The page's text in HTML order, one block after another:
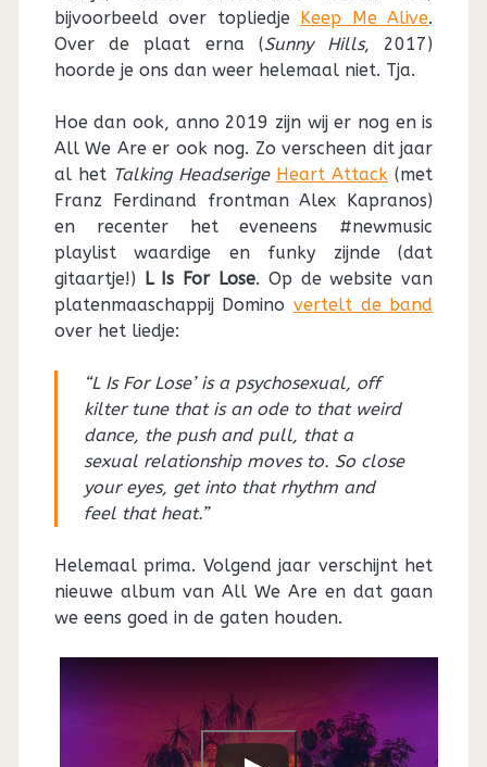
bijvoorbeeld over topliedje Keep Me Alive.
Over de plaat erna (Sunny Hills, 2017)
hoorde je ons dan weer helemaal niet. Tja.
Hoe dan ook, anno 2019 zijn wij er nog en is
All We Are er ook nog. Zo verscheen dit jaar
al het Talking Headserige Heart Attack (met
Franz Ferdinand frontman Alex Kapranos)
en recenter het eveneens #newmusic
playlist waardige en funky zijnde (dat
gitaartje!) L Is For Lose. Op de website van
platenmaaschappij Domino vertelt de band
over het liedje:
“L Is For Lose’ is a psychosexual, off
kilter tune that is an ode to that weird
dance, the push and pull, that a
sexual relationship moves to. So close
your eyes, get into that rhythm and
feel that heat.”
Helemaal prima. Volgend jaar verschijnt het
nieuwe album van All We Are en dat gaan
we eens goed in de gaten houden.